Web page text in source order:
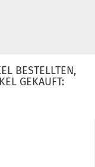
BESTELLTEN,
GEKAUFT: